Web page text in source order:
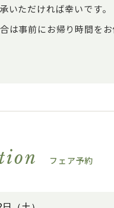
いただければ幸いです。
は事前にお帰り時間をお
フェア予約